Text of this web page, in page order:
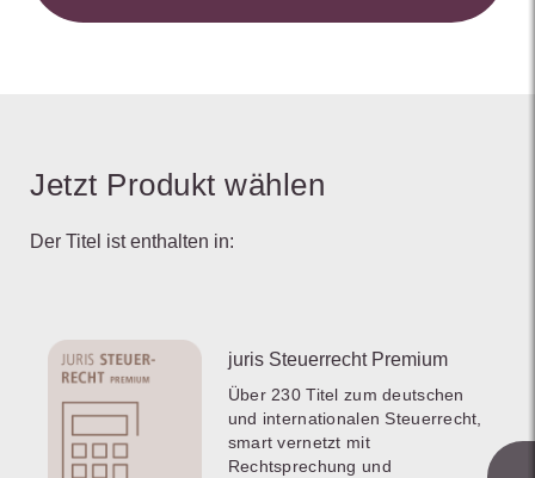
Jetzt Produkt wählen
Der Titel ist enthalten in:
juris Steuerrecht Premium
Über 230 Titel zum deutschen
und internationalen Steuerrecht,
smart vernetzt mit
Rechtsprechung und